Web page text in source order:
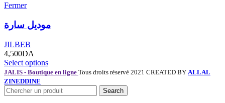
Fermer
موديل سارة
JILBEB
4,500DA
Select options
JALIS - Boutique en ligne Tous droits réservé 2021 CREATED BY ALLAL
ZINEDDINE
Search